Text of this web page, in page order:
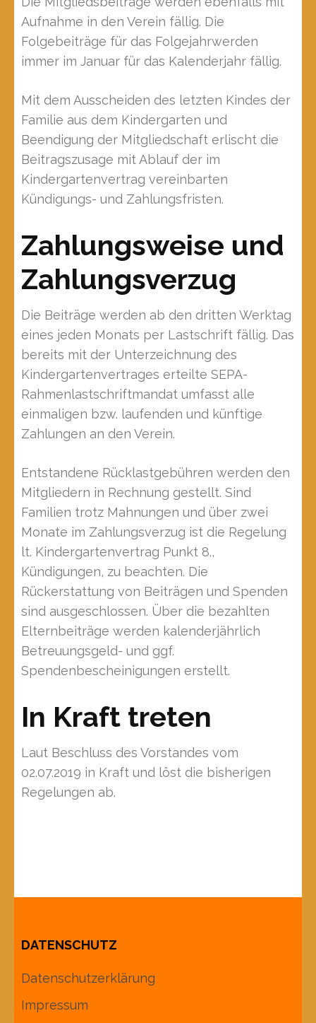
Aufnahme in den Verein fällig. Die
Folgebeiträge für das Folgejahrwerden
immer im Januar für das Kalenderjahr fällig.
Mit dem Ausscheiden des letzten Kindes der
Familie aus dem Kindergarten und
Beendigung der Mitgliedschaft erlischt die
Beitragszusage mit Ablauf der im
Kindergartenvertrag vereinbarten
Kündigungs- und Zahlungsfristen.
Zahlungsweise und
Zahlungsverzug
Die Beiträge werden ab den dritten Werktag
eines jeden Monats per Lastschrift fällig. Das
bereits mit der Unterzeichnung des
Kindergartenvertrages erteilte SEPA-
Rahmenlastschriftmandat umfasst alle
einmaligen bzw. laufenden und künftige
Zahlungen an den Verein.
Entstandene Rücklastgebühren werden den
Mitgliedern in Rechnung gestellt. Sind
Familien trotz Mahnungen und über zwei
Monate im Zahlungsverzug ist die Regelung
lt. Kindergartenvertrag Punkt 8.,
Kündigungen, zu beachten. Die
Rückerstattung von Beiträgen und Spenden
sind ausgeschlossen. Über die bezahlten
Elternbeiträge werden kalenderjährlich
Betreuungsgeld- und ggf.
Spendenbescheinigungen erstellt.
In Kraft treten
Laut Beschluss des Vorstandes vom
02.07.2019 in Kraft und löst die bisherigen
Regelungen ab.
DATENSCHUTZ
Datenschutzerklärung
Impressum